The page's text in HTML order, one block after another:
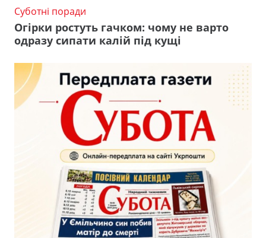
Суботні поради
Огірки ростуть гачком: чому не варто
одразу сипати калій під кущі